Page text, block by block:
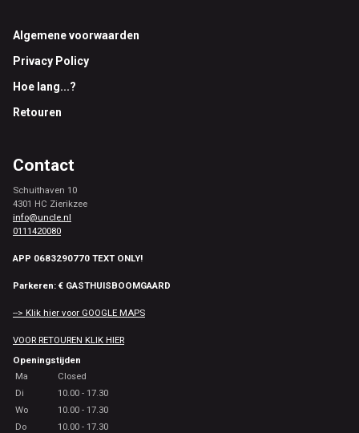
Footer
Algemene voorwaarden
Privacy Policy
Hoe lang...?
Retouren
Contact
Schuithaven 10
4301 HC Zierikzee
info@uncle.nl
0111420080
APP 0683290770 TEXT ONLY!
Parkeren: € GASTHUISBOOMGAARD
--> Klik hier voor GOOGLE MAPS
VOOR RETOUREN KLIK HIER
Openingstijden
Ma
Closed
Di
10.00 - 17.30
Wo
10.00 - 17.30
Do
10.00 - 17.30